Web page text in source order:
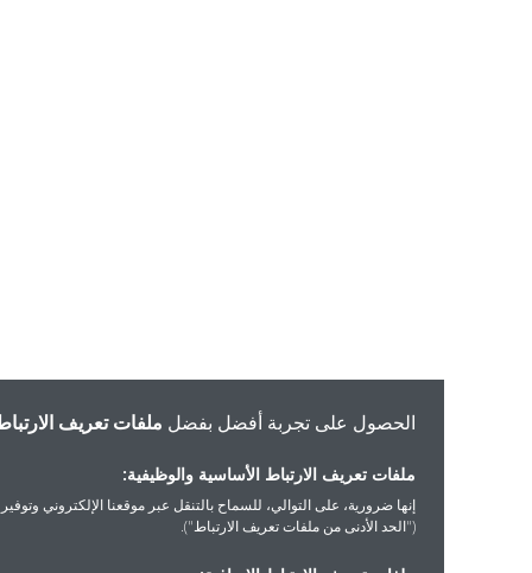
الحصول على تجربة أفضل بفضلملفات تعريف الارتباط
ملفات تعريف الارتباط الأساسية والوظيفية:
إنها ضرورية، على التوالي، للسماح بالتنقل عبر موقعنا الإلكتروني وتوفير الخدمات
("الحد الأدنى من ملفات تعريف الارتباط").